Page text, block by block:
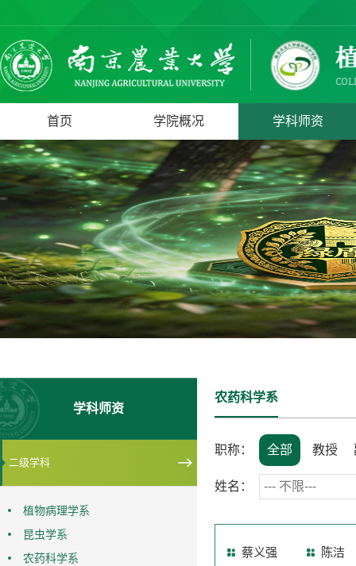
首页 学院概况 学科师资
学科师资
二级学科
植物病理学系
昆虫学系
农药科学系
农药科学系
职称： 全部 教授
姓名：
蔡义强 陈洁